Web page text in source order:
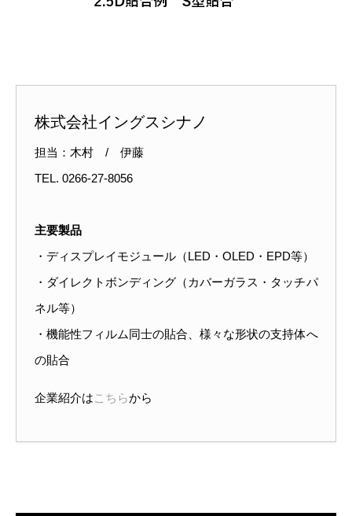
株式会社イングスシナノ
担当：木村 / 伊藤
TEL. 0266-27-8056
主要製品
・ディスプレイモジュール（LED・OLED・EPD等）
・ダイレクトボンディング（カバーガラス・タッチパ
ネル等）
・機能性フィルム同士の貼合、様々な形状の支持体へ
の貼合
企業紹介はこちらから